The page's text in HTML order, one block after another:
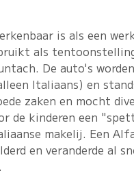
is als een
als
De auto's
Italiaans) en
zaken en mocht
de kinderen een
makelij. Een
en veranderde al